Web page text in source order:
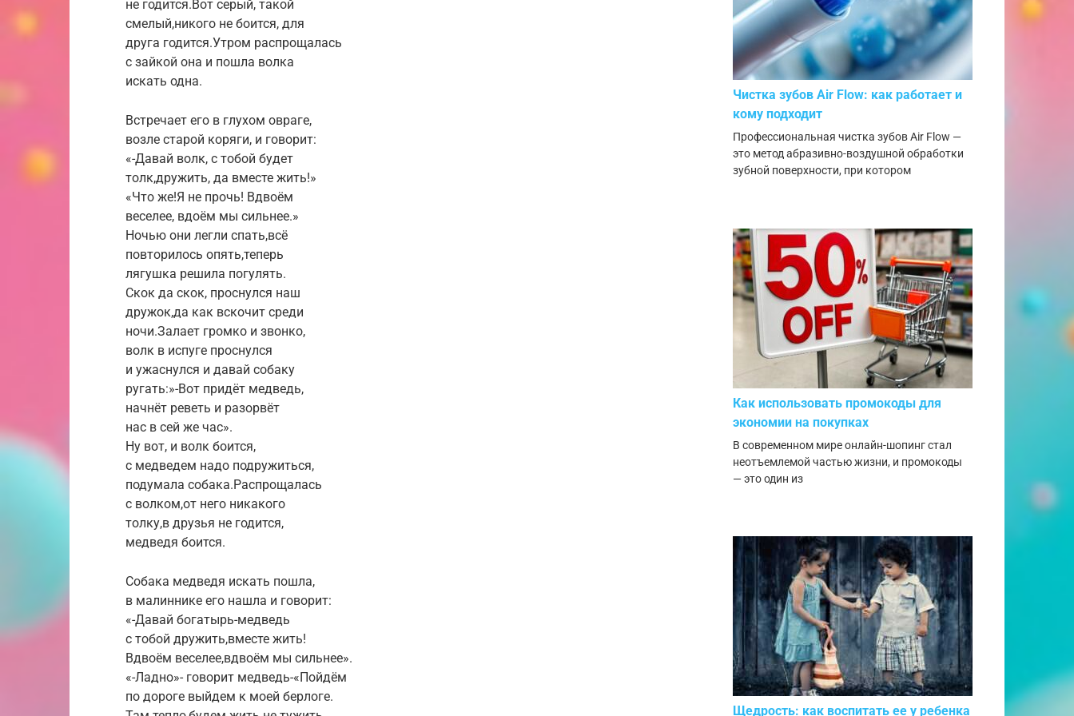
не годится.Вот серый, такой
смелый,никого не боится, для
друга годится.Утром распрощалась
с зайкой она и пошла волка
искать одна.
Встречает его в глухом овраге,
возле старой коряги, и говорит:
«-Давай волк, с тобой будет
толк,дружить, да вместе жить!»
«Что же!Я не прочь! Вдвоём
веселее, вдоём мы сильнее.»
Ночью они легли спать,всё
повторилось опять,теперь
лягушка решила погулять.
Скок да скок, проснулся наш
дружок,да как вскочит среди
ночи.Залает громко и звонко,
волк в испуге проснулся
и ужаснулся и давай собаку
ругать:»-Вот придёт медведь,
начнёт реветь и разорвёт
нас в сей же час».
Ну вот, и волк боится,
с медведем надо подружиться,
подумала собака.Распрощалась
с волком,от него никакого
толку,в друзья не годится,
медведя боится.
Собака медведя искать пошла,
в малиннике его нашла и говорит:
«-Давай богатырь-медведь
с тобой дружить,вместе жить!
Вдвоём веселее,вдвоём мы сильнее».
«-Ладно»- говорит медведь-«Пойдём
по дороге выйдем к моей берлоге.
Чистка зубов Air Flow: как работает и
кому подходит
Профессиональная чистка зубов Air Flow —
это метод абразивно-воздушной обработки
зубной поверхности, при котором
Как использовать промокоды для
экономии на покупках
В современном мире онлайн-шопинг стал
неотъемлемой частью жизни, и промокоды
— это один из
Щедрость: как воспитать ее у ребенка